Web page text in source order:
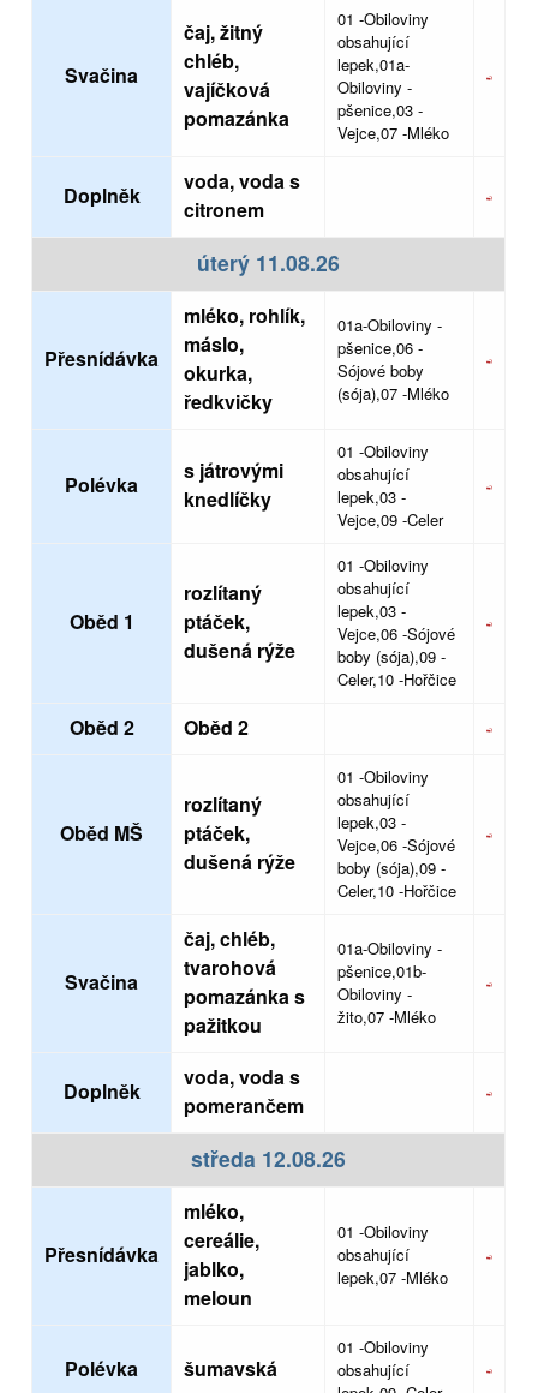
Svačina
čaj, žitný
chléb,
vajíčková
pomazánka
01 -Obiloviny
obsahující
lepek,01a-
Obiloviny -
pšenice,03 -
Vejce,07 -Mléko
Doplněk
voda, voda s
citronem
úterý 11.08.26
Přesnídávka
mléko, rohlík,
máslo,
okurka,
ředkvičky
01a-Obiloviny -
pšenice,06 -
Sójové boby
(sója),07 -Mléko
Polévka
s játrovými
knedlíčky
01 -Obiloviny
obsahující
lepek,03 -
Vejce,09 -Celer
Oběd 1
rozlítaný
ptáček,
dušená rýže
01 -Obiloviny
obsahující
lepek,03 -
Vejce,06 -Sójové
boby (sója),09 -
Celer,10 -Hořčice
Oběd 2 Oběd 2
Oběd MŠ
rozlítaný
ptáček,
dušená rýže
01 -Obiloviny
obsahující
lepek,03 -
Vejce,06 -Sójové
boby (sója),09 -
Celer,10 -Hořčice
Svačina
čaj, chléb,
tvarohová
pomazánka s
pažitkou
01a-Obiloviny -
pšenice,01b-
Obiloviny -
žito,07 -Mléko
Doplněk
voda, voda s
pomerančem
středa 12.08.26
Přesnídávka
mléko,
cereálie,
jablko,
meloun
01 -Obiloviny
obsahující
lepek,07 -Mléko
Polévka šumavská
01 -Obiloviny
obsahující